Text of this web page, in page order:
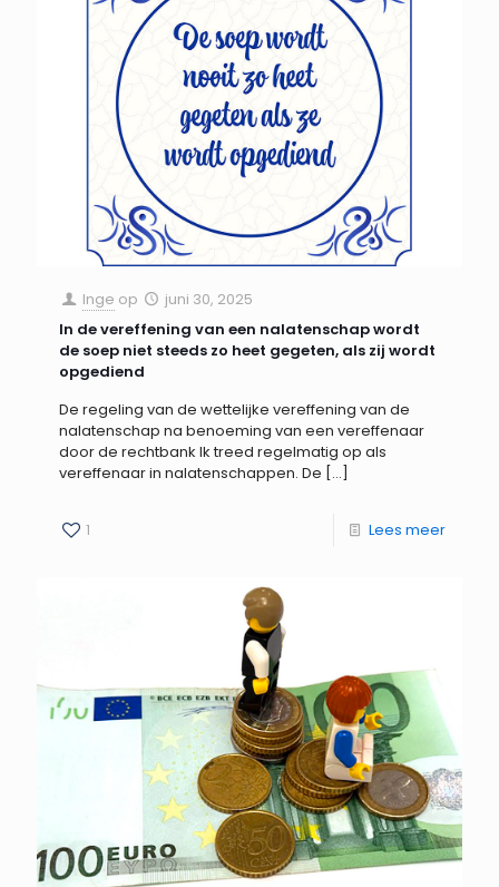
Inge op
juni 30, 2025
In de vereffening van een nalatenschap wordt
de soep niet steeds zo heet gegeten, als zij wordt
opgediend
De regeling van de wettelijke vereffening van de
nalatenschap na benoeming van een vereffenaar
door de rechtbank Ik treed regelmatig op als
vereffenaar in nalatenschappen. De […]
1 Lees meer